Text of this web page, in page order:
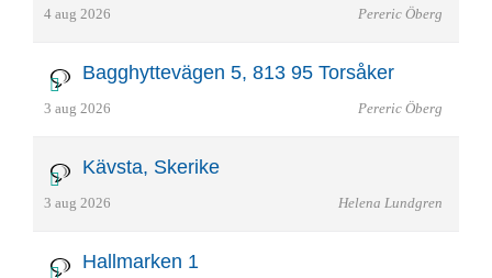
4 aug 2026 Pereric Öberg
Bagghyttevägen 5, 813 95 Torsåker
3 aug 2026 Pereric Öberg
Kävsta, Skerike
3 aug 2026 Helena Lundgren
Hallmarken 1